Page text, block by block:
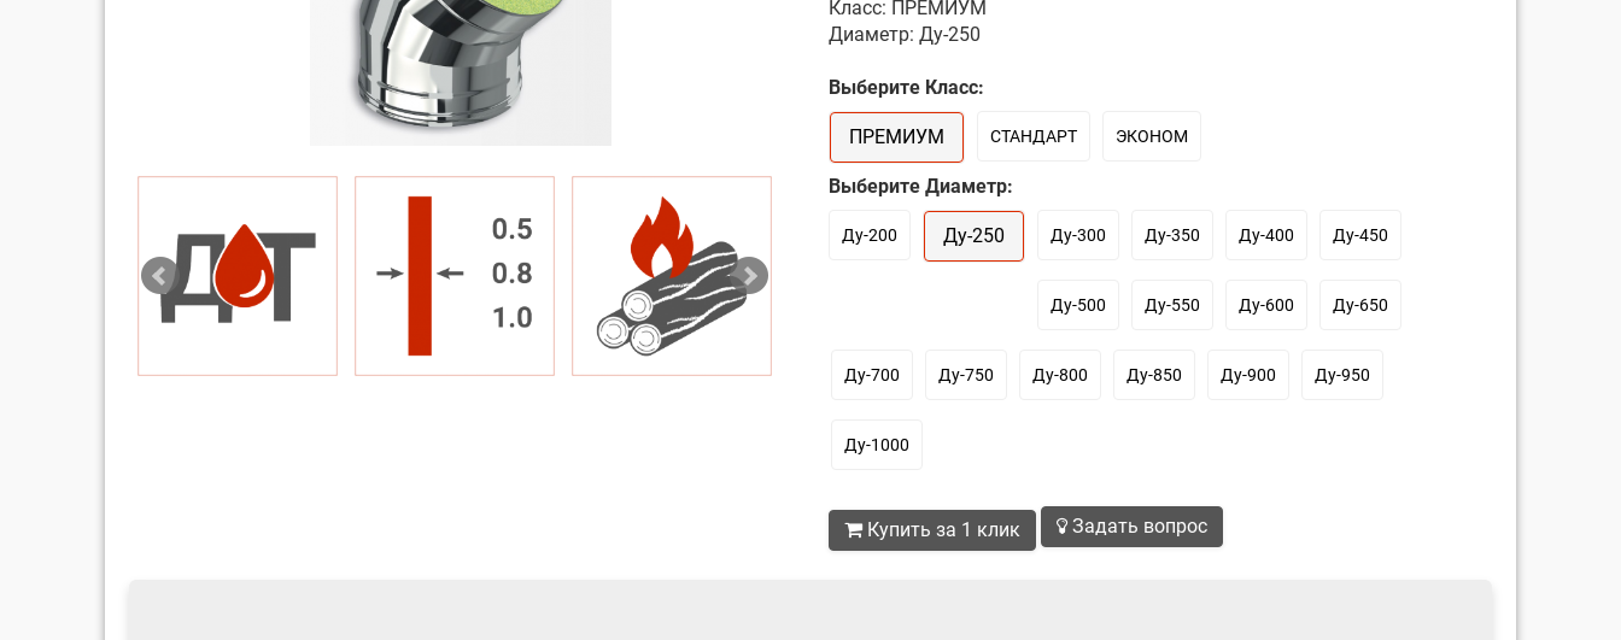
Класс: ПРЕМИУМ
Диаметр: Ду-250
Выберите Класс:
ПРЕМИУМ СТАНДАРТ ЭКОНОМ
Выберите Диаметр:
Ду-200 Ду-250 Ду-300 Ду-350 Ду-400 Ду-450
Ду-500 Ду-550 Ду-600 Ду-650
Ду-700 Ду-750 Ду-800 Ду-850 Ду-900 Ду-950
Ду-1000
Купить за 1 клик Задать вопрос